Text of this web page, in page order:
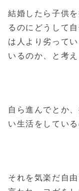
結婚したら子供
るのにどうして
は人より劣って
いるのか、と考
自ら進んでとか
い生活をしている
それを気楽だ自